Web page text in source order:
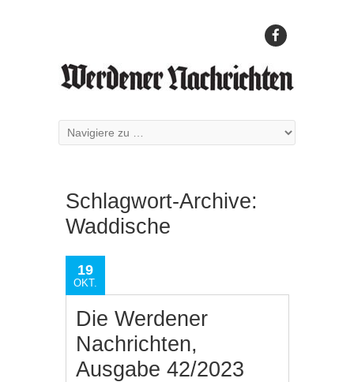
Schlagwort-Archive:
Waddische
19
OKT.
Die Werdener
Nachrichten,
Ausgabe 42/2023